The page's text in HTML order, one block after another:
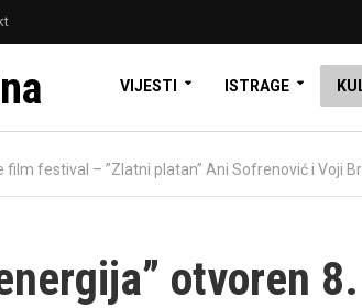
VIJESTI ISTRAGE
film festival – ”Zlatni platan” Ani Sofrenović i Voji
otvoren